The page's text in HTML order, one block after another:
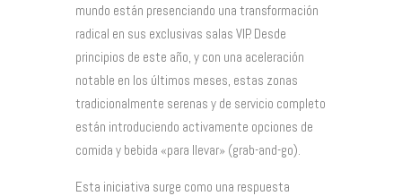
mundo están presenciando una transformación
radical en sus exclusivas salas VIP. Desde
principios de este año, y con una aceleración
notable en los últimos meses, estas zonas
tradicionalmente serenas y de servicio completo
están introduciendo activamente opciones de
comida y bebida «para llevar» (grab-and-go).
Esta iniciativa surge como una respuesta